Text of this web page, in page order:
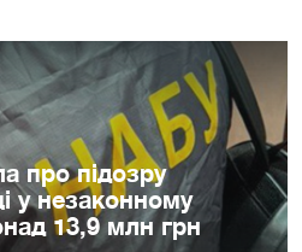
про підозру
у незаконному
13,9 млн грн